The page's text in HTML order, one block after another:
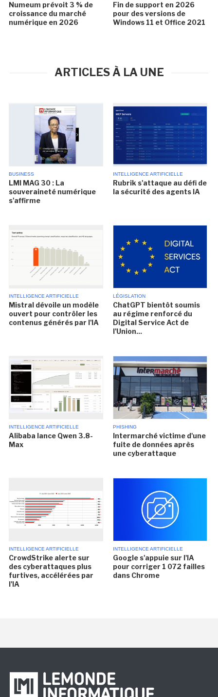
Numeum prévoit 3 % de
croissance du marché
numérique en 2026
Fin de support en 2026
pour des versions de
Windows 11 et Office 2021
ARTICLES À LA UNE
BUSINESS
LMI MAG 30 : La
souveraineté numérique
s'affirme
INTELLIGENCE ARTIFICIELLE
Rubrik s'attaque au défi de
la sécurité des agents IA
INTELLIGENCE ARTIFICIELLE
Mistral dévoile un modèle
ouvert pour contrôler les
contenus générés par l'IA
LÉGISLATION
ChatGPT bientôt soumis
au régime renforcé du
Digital Service Act de
l'Union...
INTELLIGENCE ARTIFICIELLE
Alibaba lance Qwen 3.8-
Max
PHISHING
Intermarché victime d'une
fuite de données après
une cyberattaque
INTELLIGENCE ARTIFICIELLE
CrowdStrike alerte sur
des cyberattaques plus
furtives, accélérées par
l'IA
INTELLIGENCE ARTIFICIELLE
Google s'appuie sur l'IA
pour corriger 1 072 failles
dans Chrome